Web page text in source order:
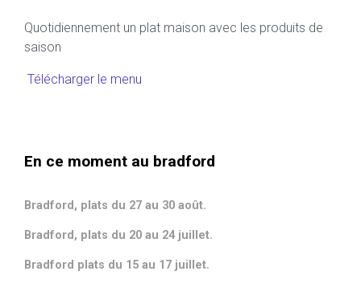
Quotidiennement un plat maison avec les produits de
saison
Télécharger le menu
En ce moment au bradford
Bradford, plats du 27 au 30 août.
Bradford, plats du 20 au 24 juillet.
Bradford plats du 15 au 17 juillet.